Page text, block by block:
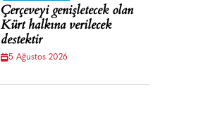
Çerçeveyi genişletecek olan
Kürt halkına verilecek
destektir
5 Ağustos 2026